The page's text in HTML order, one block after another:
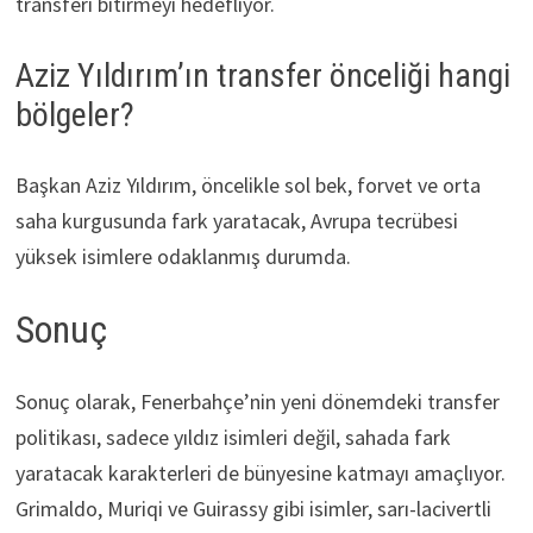
Aziz Yıldırım’ın transfer önceliği hangi
bölgeler?
Başkan Aziz Yıldırım, öncelikle sol bek, forvet ve orta
saha kurgusunda fark yaratacak, Avrupa tecrübesi
yüksek isimlere odaklanmış durumda.
Sonuç
Sonuç olarak, Fenerbahçe’nin yeni dönemdeki transfer
politikası, sadece yıldız isimleri değil, sahada fark
yaratacak karakterleri de bünyesine katmayı amaçlıyor.
Grimaldo, Muriqi ve Guirassy gibi isimler, sarı-lacivertli